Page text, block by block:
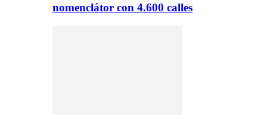
nomenclátor con 4.600 calles